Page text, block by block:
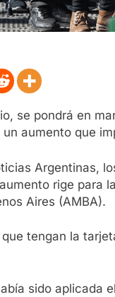
se pondrá en
aumento que
Argentinas,
rige para
Aires (AMBA).
tengan la
sido aplicada